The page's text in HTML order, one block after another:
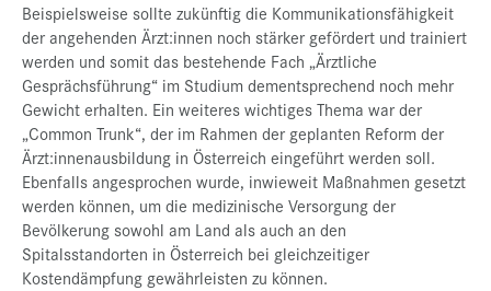
Beispielsweise sollte zukünftig die Kommunikationsfähigkeit
der angehenden Ärzt:innen noch stärker gefördert und trainiert
werden und somit das bestehende Fach „Ärztliche
Gesprächsführung“ im Studium dementsprechend noch mehr
Gewicht erhalten. Ein weiteres wichtiges Thema war der
„Common Trunk“, der im Rahmen der geplanten Reform der
Ärzt:innenausbildung in Österreich eingeführt werden soll.
Ebenfalls angesprochen wurde, inwieweit Maßnahmen gesetzt
werden können, um die medizinische Versorgung der
Bevölkerung sowohl am Land als auch an den
Spitalsstandorten in Österreich bei gleichzeitiger
Kostendämpfung gewährleisten zu können.